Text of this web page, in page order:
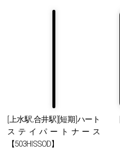
[上水駅,合井駅][短期]ハート
ステイパートナース
【503HISSOD】